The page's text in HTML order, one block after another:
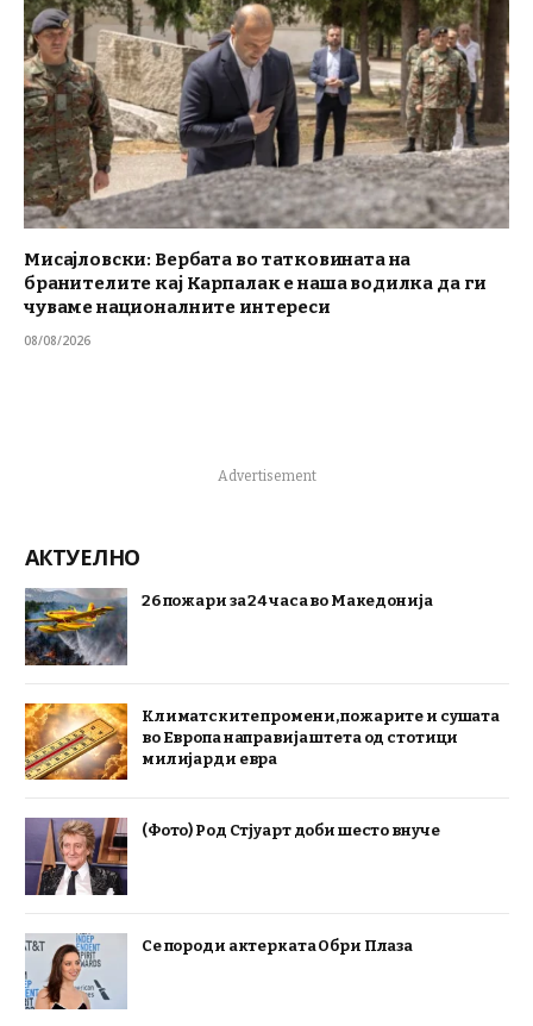
Мисајловски: Вербата во татковината на
бранителите кај Карпалак е наша водилка да ги
чуваме националните интереси
08/08/2026
Advertisement
АКТУЕЛНО
26 пожари за 24 часа во Македонија
Климатските промени, пожарите и сушата
во Европа направија штета од стотици
милијарди евра
(Фото) Род Стјуарт доби шесто внуче
Се породи актерката Обри Плаза